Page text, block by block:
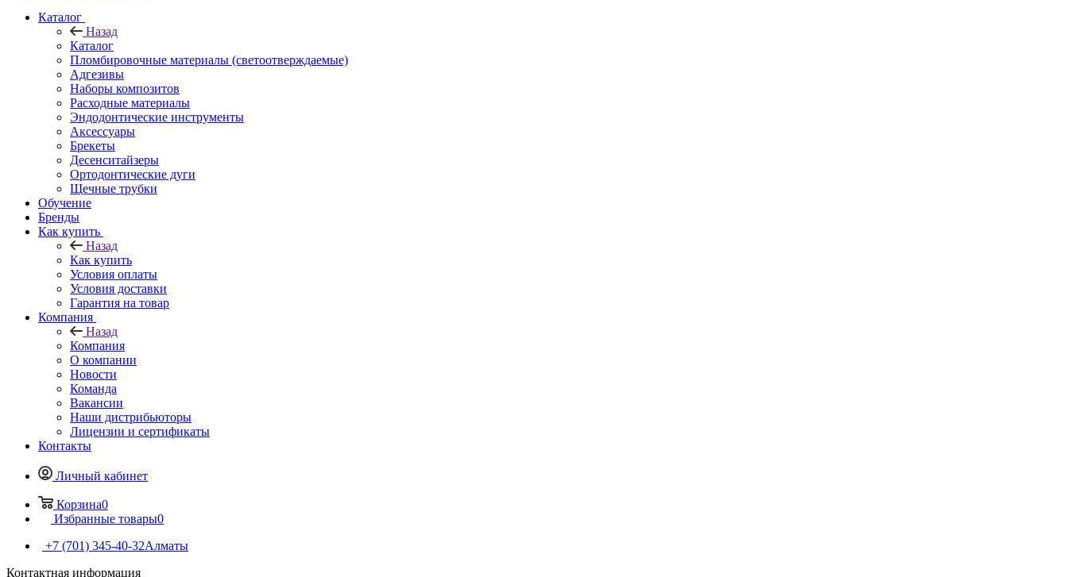
Каталог
Назад
Каталог
Пломбировочные материалы (светоотверждаемые)
Адгезивы
Наборы композитов
Расходные материалы
Эндодонтические инструменты
Аксессуары
Брекеты
Десенситайзеры
Ортодонтические дуги
Щечные трубки
Обучение
Бренды
Как купить
Назад
Как купить
Условия оплаты
Условия доставки
Гарантия на товар
Компания
Назад
Компания
О компании
Новости
Команда
Вакансии
Наши дистрибьюторы
Лицензии и сертификаты
Контакты
Личный кабинет
Корзина0
Избранные товары0
+7 (701) 345-40-32Алматы
Контактная информация